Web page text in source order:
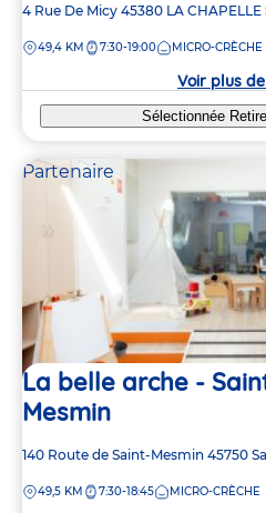
Adresse
la
4 Rue De Micy 45380 LA CHAPELLE
DISTANCE
49,4 KM 7:30-19:00 MICRO-CRÈCHE
Voir plus
Sélectionnée
Partenaire
La belle arche -
Mesmin
Adresse
la
140 Route de Saint-Mesmin 45750
DISTANCE
49,5 KM 7:30-18:45 MICRO-CRÈCHE